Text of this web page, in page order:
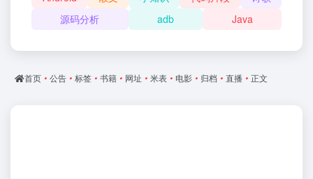
源码分析
adb Java
首页 • 公告 • 标签 • 书籍 • 网址 • 米表 • 电影 • 归档 • 直播 • 正文